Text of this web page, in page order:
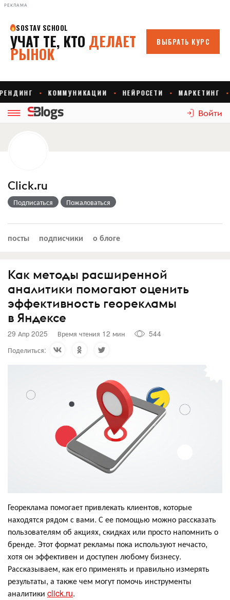
РЕКЛАМА
Войти
Click.ru
Подписаться Пожаловаться
посты подписчики о блоге
Как методы расширенной
аналитики помогают оценить
эффективность георекламы
в Яндексе
29 Апр 2025 Время чтения 12 мин
544
Поделиться:
Геореклама помогает привлекать клиентов, которые
находятся рядом с вами. С ее помощью можно рассказать
пользователям об акциях, скидках или просто напомнить о
бренде. Этот формат рекламы пока используют нечасто,
хотя он эффективен и доступен любому бизнесу.
Рассказываем, как его применять и правильно измерять
результаты, а также чем могут помочь инструменты
аналитики click.ru.